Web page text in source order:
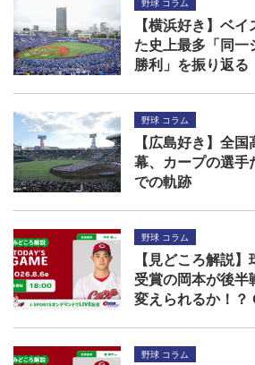
野球 コラム
【横浜好き】ベ
た史上最多「同一
勝利」を振り返る
野球 コラム
【広島好き】全
幕、カープの選手
での軌跡
野球 コラム
【見どころ解説
受賞の岡本が後半
変えられるか！？
野球 コラム